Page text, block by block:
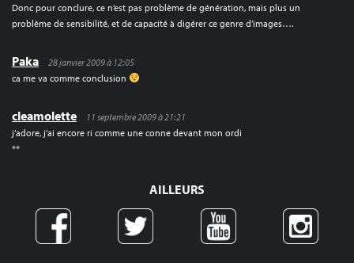
Donc pour conclure, ce n’est pas problème de génération, mais plus un
problème de sensibilité, et de capacité à digérer ce genre d’images….
Paka
28 janvier 2009 à 12:05
ca me va comme conclusion
cleamolette
11 septembre 2009 à 21:21
j’adore, j’ai encore ri comme une conne devant mon ordi
**
AILLEURS